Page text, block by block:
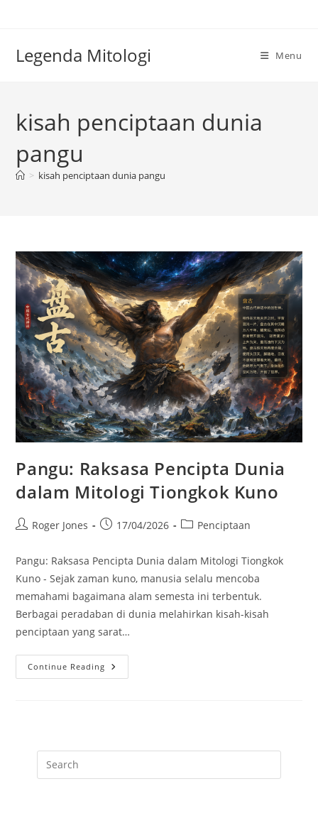
Legenda Mitologi Menu
kisah penciptaan dunia
pangu
> kisah penciptaan dunia pangu
Pangu: Raksasa Pencipta Dunia
dalam Mitologi Tiongkok Kuno
PostRoger Jones
Post17/04/2026
PostPenciptaan
Pangu: Raksasa Pencipta Dunia dalam Mitologi Tiongkok
Kuno - Sejak zaman kuno, manusia selalu mencoba
memahami bagaimana alam semesta ini terbentuk.
Berbagai peradaban di dunia melahirkan kisah-kisah
penciptaan yang sarat…
Continue Reading Pangu:
Raksasa